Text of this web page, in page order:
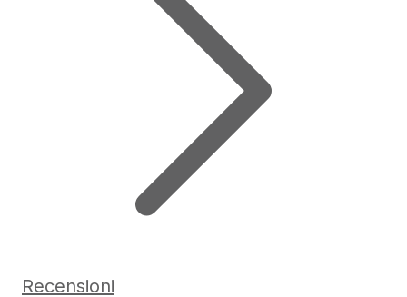
Recensioni